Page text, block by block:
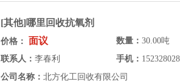
[其他]哪里回收抗氧剂
价格： 面议 数量： 30.00吨
联系人： 李春利 手机：
公司名称： 北方化工回收有限公司